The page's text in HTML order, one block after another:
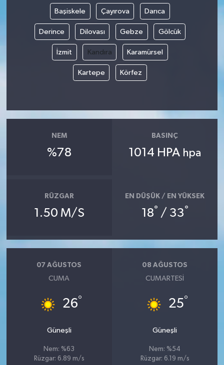
Başiskele Çayırova Darıca
Derince Dilovası Gebze Gölcük
İzmit Kandıra Karamürsel
Kartepe Körfez
NEM
%78
BASINÇ
1014 HPA hpa
RÜZGAR
1.50 M/S
EN DÜŞÜK / EN YÜKSEK
18° / 33°
07 AĞUSTOS
CUMA
26°
Güneşli
Nem: %63
Rüzgar: 6.89 m/s
08 AĞUSTOS
CUMARTESI
25°
Güneşli
Nem: %54
Rüzgar: 6.19 m/s